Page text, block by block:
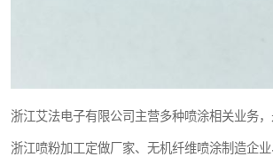
浙江艾法电子有限公司主营多种喷涂相关业务，
浙江喷粉加工定做厂家、无机纤维喷涂制造企